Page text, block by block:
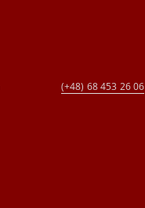
(+48) 68 453 26 06